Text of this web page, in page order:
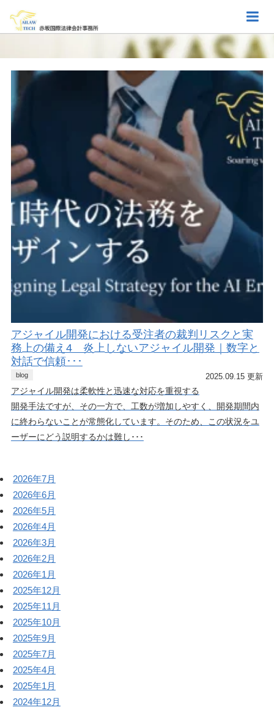
アジャイル開発における受注者の裁判リスクと実
務上の備え4 炎上しないアジャイル開発｜数字と
対話で信頼･･･
blog 2025.09.15 更新
アジャイル開発は柔軟性と迅速な対応を重視する
開発手法ですが、その一方で、工数が増加しやすく、開発期間内
に終わらないことが常態化しています。そのため、この状況をユ
ーザーにどう説明するかは難し･･･
2026年7月
2026年6月
2026年5月
2026年4月
2026年3月
2026年2月
2026年1月
2025年12月
2025年11月
2025年10月
2025年9月
2025年7月
2025年4月
2025年1月
2024年12月